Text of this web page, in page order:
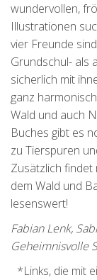
wundervollen,
Illustrationen
vier Freunde
Grundschul- als
sicherlich mit
ganz
Wald und auch
Buches gibt es
zu Tierspuren
Zusätzlich
dem Wald und
lesenswert!
Fabian Lenk,
Geheimnisvolle
*Links, die mit